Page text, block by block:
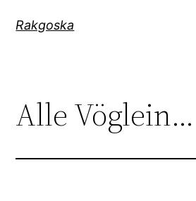
InhaltRakgoska
Alle Vöglein…